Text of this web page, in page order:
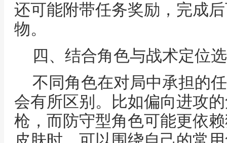
还可能附带任务奖励，完成
物。
四、结合角色与战术定位
不同角色在对局中承担的
会有所区别。比如偏向进攻
枪，而防守型角色可能更依